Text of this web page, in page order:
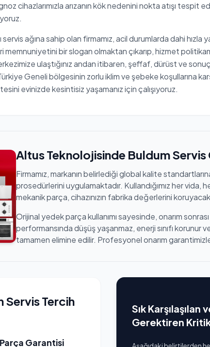
cihazlarımızla arızanın kök nedenini nokta atışı tespit
ağına sahip olan firmamız, acil durumlarda dahi hızla
bir slogan olmaktan çıkarıp, hizmet
ulaştığınız andan itibaren, şeffaf, dürüst ve
Geneli bölgesinin zorlu iklim ve şebeke koşullarına
evinizde kesintisiz yaşamanız için çalışıyoruz.
Altus Teknolojisinde Buldum Servis
Firmamız, markanın belirlediği global kalite
prosedürlerini uygulamaktadır. Kullandığımız her vida,
mekanik parça, cihazınızın fabrika değerlerini
Orijinal yedek parça kullanımı sayesinde, onarım sonrası
performansında düşüş yaşanmaz, enerji sınıfı korunur
tamamen elimine edilir. Profesyonel onarım
Servis Tercih
Garantisi
Sık Karşılaşılan
Gerektiren